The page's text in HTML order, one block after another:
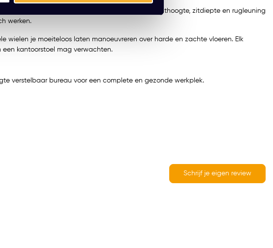
tegendruk, ongeacht hoe lang je zit. Stel de zithoogte, zitdiepte en rugleuning
werken.
wielen je moeiteloos laten manoeuvreren over harde en zachte vloeren. Elk
kantoorstoel mag verwachten.
verstelbaar bureau voor een complete en gezonde werkplek.
Schrijf je eigen review